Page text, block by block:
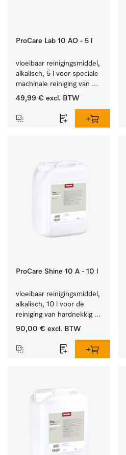
ProCare Lab 10 AO - 5 l
vloeibaar reinigingsmiddel,
alkalisch, 5 l voor speciale
machinale reiniging van
laboratoriumglaswerk en -
49,99 € excl. BTW
ProCare Shine 10 A - 10 l
vloeibaar reinigingsmiddel,
alkalisch, 10 l voor de
reiniging van hardnekkig
vuil op serviesgoed,
90,00 € excl. BTW